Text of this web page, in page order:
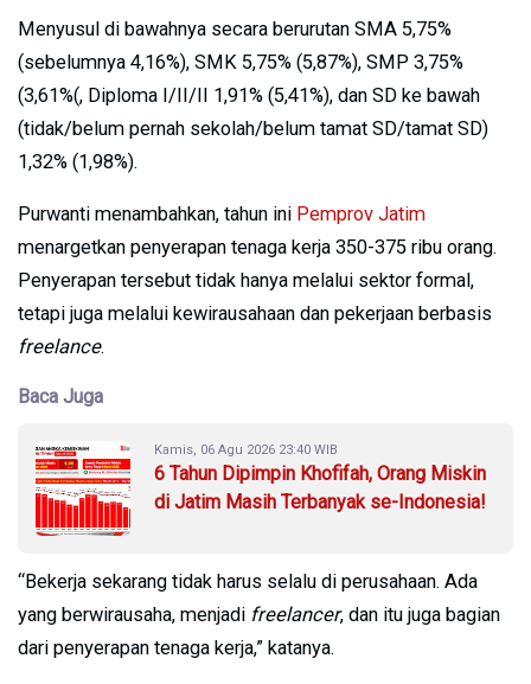
Menyusul di bawahnya secara berurutan SMA 5,75%
(sebelumnya 4,16%), SMK 5,75% (5,87%), SMP 3,75%
(3,61%(, Diploma I/II/II 1,91% (5,41%), dan SD ke bawah
(tidak/belum pernah sekolah/belum tamat SD/tamat SD)
1,32% (1,98%).
Purwanti menambahkan, tahun ini Pemprov Jatim
menargetkan penyerapan tenaga kerja 350-375 ribu orang.
Penyerapan tersebut tidak hanya melalui sektor formal,
tetapi juga melalui kewirausahaan dan pekerjaan berbasis
freelance.
Baca Juga
Kamis, 06 Agu 2026 23:40 WIB
6 Tahun Dipimpin Khofifah, Orang Miskin
di Jatim Masih Terbanyak se-Indonesia!
“Bekerja sekarang tidak harus selalu di perusahaan. Ada
yang berwirausaha, menjadi freelancer, dan itu juga bagian
dari penyerapan tenaga kerja,” katanya.